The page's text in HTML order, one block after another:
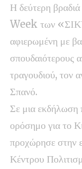
Η δεύτερη
Week των
αφιερωμένη με
σπουδαιότερους
τραγουδιού, τον
Σπανό.
Σε μια εκδήλωση
ορόσημο για το
προχώρησε στην
Κέντρου